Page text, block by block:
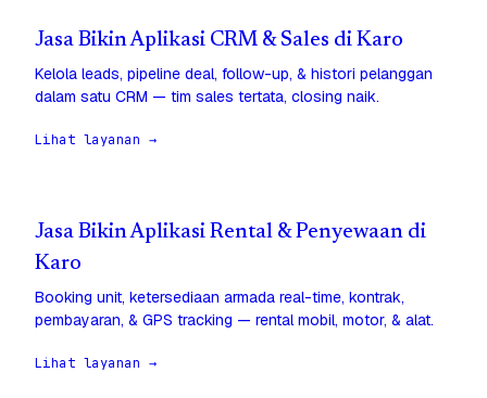
Jasa Bikin Aplikasi CRM & Sales di Karo
Kelola leads, pipeline deal, follow-up, & histori pelanggan
dalam satu CRM — tim sales tertata, closing naik.
Lihat layanan →
Jasa Bikin Aplikasi Rental & Penyewaan di
Karo
Booking unit, ketersediaan armada real-time, kontrak,
pembayaran, & GPS tracking — rental mobil, motor, & alat.
Lihat layanan →